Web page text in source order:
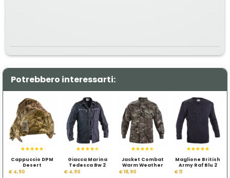
Potrebbero interessarti:
Cappuccio DPM
Desert
€ 4,90
Giacca Marina
Tedesca Bw 2
scelta
€ 4,90
Jacket Combat
Warm Weather
€ 18,90
Maglione British
Army Raf Blu 2
€ 11